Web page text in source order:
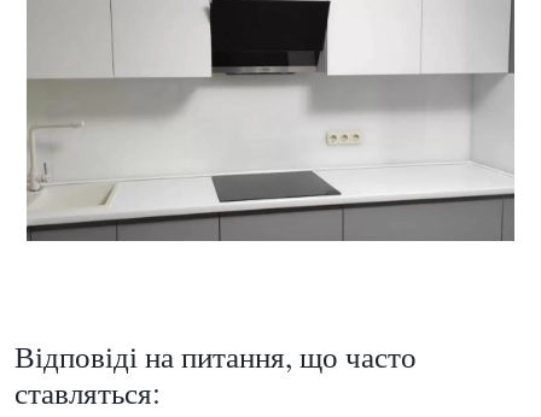
Відповіді на питання, що часто
ставляться: